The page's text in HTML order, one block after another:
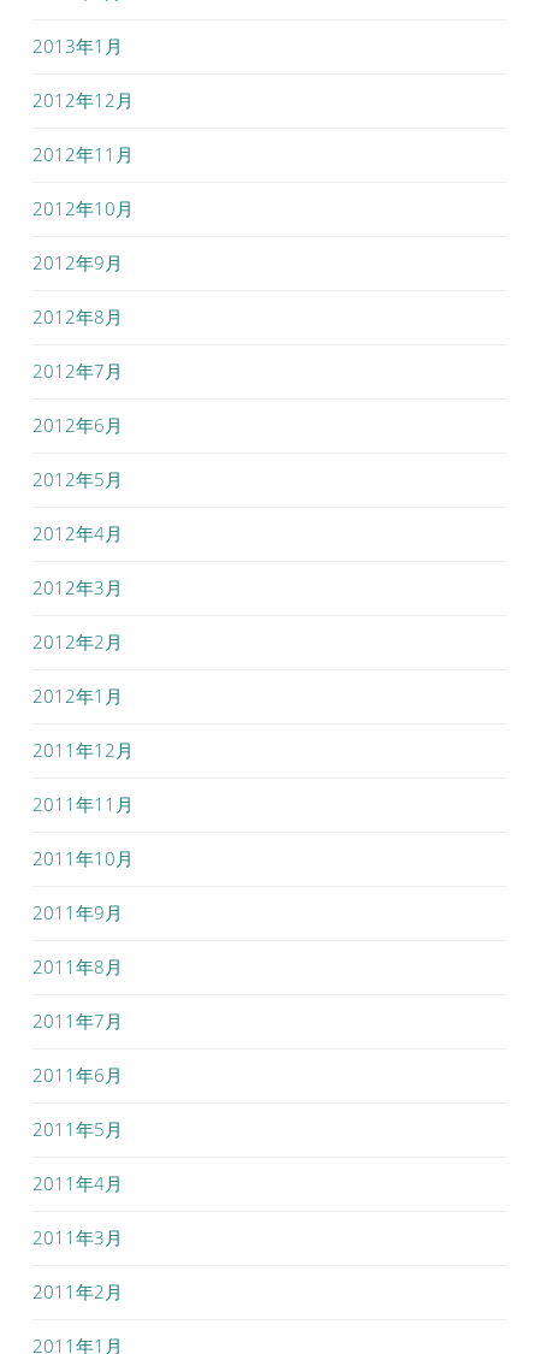
2013年1月
2012年12月
2012年11月
2012年10月
2012年9月
2012年8月
2012年7月
2012年6月
2012年5月
2012年4月
2012年3月
2012年2月
2012年1月
2011年12月
2011年11月
2011年10月
2011年9月
2011年8月
2011年7月
2011年6月
2011年5月
2011年4月
2011年3月
2011年2月
2011年1月